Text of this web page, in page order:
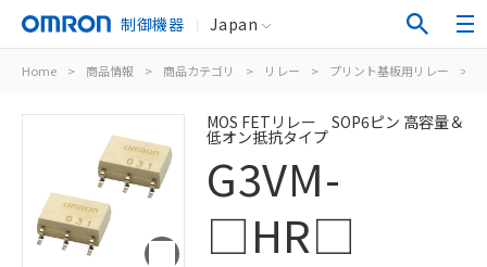
制御機器 Japan
Home > 商品情報 > 商品カテゴリ > リレー > プリント基板用リレー >
MOS FETリレー SOP6ピン 高容量＆
低オン抵抗タイプ
G3VM-
□HR□